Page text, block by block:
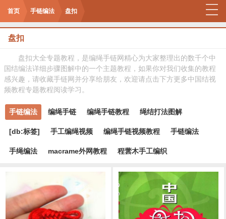
首页 手链编法 盘扣
盘扣
盘扣大全专题教程，是编绳手链网精心为大家整理出的数千个中
国结编法详细步骤图解中的一个主题教程，如果你对我们收集的教程
感兴趣，请收藏手链网并分享给朋友，欢迎请点击下方更多中国结视
频教程专题教程阅读学习。
手链编法 编绳手链 编绳手链教程 绳结打法图解
[db:标签] 手工编绳视频 编绳手链视频教程 手链编法
手绳编法 macrame外网教程 程蕓木手工编织